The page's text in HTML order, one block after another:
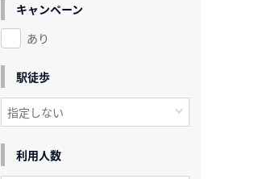
キャンペーン
あり
駅徒歩
利用人数